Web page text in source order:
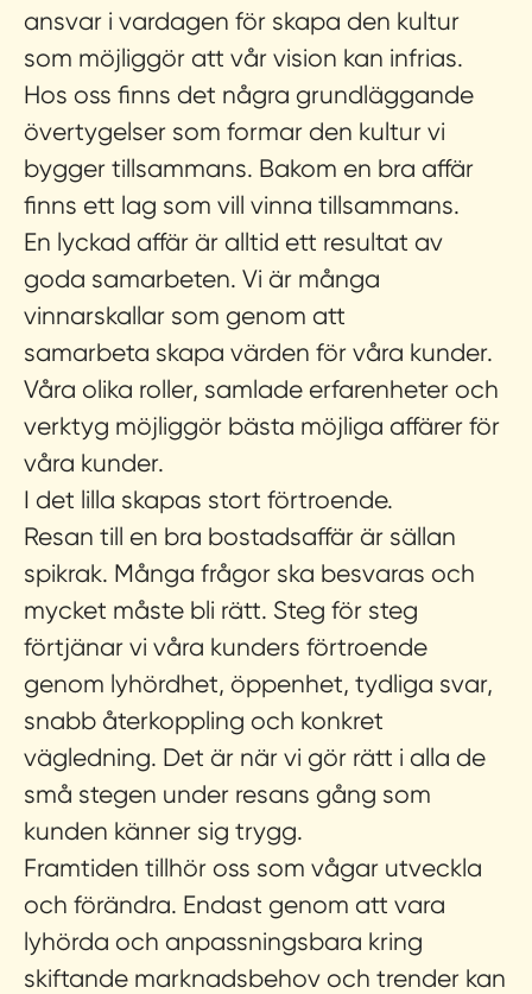
ansvar i vardagen för skapa den kultur
som möjliggör att vår vision kan infrias.
Hos oss finns det några grundläggande
övertygelser som formar den kultur vi
bygger tillsammans. Bakom en bra affär
finns ett lag som vill vinna tillsammans.
En lyckad affär är alltid ett resultat av
goda samarbeten. Vi är många
vinnarskallar som genom att
samarbeta skapa värden för våra kunder.
Våra olika roller, samlade erfarenheter och
verktyg möjliggör bästa möjliga affärer för
våra kunder.
I det lilla skapas stort förtroende.
Resan till en bra bostadsaffär är sällan
spikrak. Många frågor ska besvaras och
mycket måste bli rätt. Steg för steg
förtjänar vi våra kunders förtroende
genom lyhördhet, öppenhet, tydliga svar,
snabb återkoppling och konkret
vägledning. Det är när vi gör rätt i alla de
små stegen under resans gång som
kunden känner sig trygg.
Framtiden tillhör oss som vågar utveckla
och förändra. Endast genom att vara
lyhörda och anpassningsbara kring
skiftande marknadsbehov och trender kan